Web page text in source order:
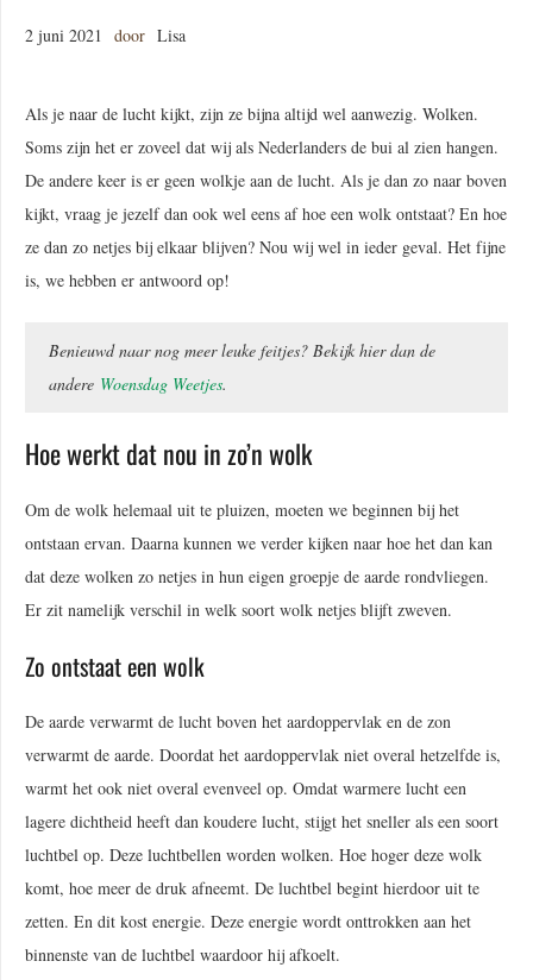
2 juni 2021 door Lisa
Als je naar de lucht kijkt, zijn ze bijna altijd wel aanwezig. Wolken.
Soms zijn het er zoveel dat wij als Nederlanders de bui al zien hangen.
De andere keer is er geen wolkje aan de lucht. Als je dan zo naar boven
kijkt, vraag je jezelf dan ook wel eens af hoe een wolk ontstaat? En hoe
ze dan zo netjes bij elkaar blijven? Nou wij wel in ieder geval. Het fijne
is, we hebben er antwoord op!
Benieuwd naar nog meer leuke feitjes? Bekijk hier dan de
andere Woensdag Weetjes.
Hoe werkt dat nou in zo’n wolk
Om de wolk helemaal uit te pluizen, moeten we beginnen bij het
ontstaan ervan. Daarna kunnen we verder kijken naar hoe het dan kan
dat deze wolken zo netjes in hun eigen groepje de aarde rondvliegen.
Er zit namelijk verschil in welk soort wolk netjes blijft zweven.
Zo ontstaat een wolk
De aarde verwarmt de lucht boven het aardoppervlak en de zon
verwarmt de aarde. Doordat het aardoppervlak niet overal hetzelfde is,
warmt het ook niet overal evenveel op. Omdat warmere lucht een
lagere dichtheid heeft dan koudere lucht, stijgt het sneller als een soort
luchtbel op. Deze luchtbellen worden wolken. Hoe hoger deze wolk
komt, hoe meer de druk afneemt. De luchtbel begint hierdoor uit te
zetten. En dit kost energie. Deze energie wordt onttrokken aan het
binnenste van de luchtbel waardoor hij afkoelt.